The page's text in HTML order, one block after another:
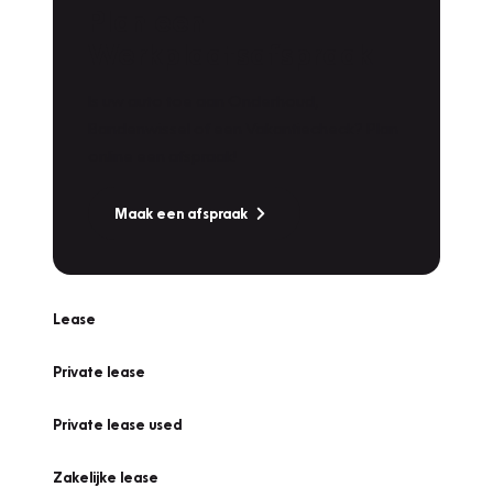
Maak een afspraak
Lease
Private lease
Private lease used
Zakelijke lease